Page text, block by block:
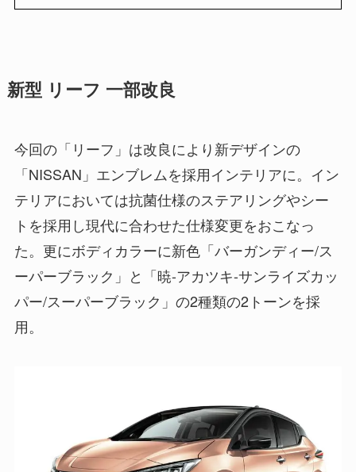
新型 リーフ 一部改良
今回の「リーフ」は改良により新デザインの
「NISSAN」エンブレムを採用インテリアに。イン
テリアにおいては抗菌仕様のステアリングやシー
トを採用し現代に合わせた仕様変更をおこなっ
た。更にボディカラーに新色「バーガンディー/ス
ーパーブラック」と「暁-アカツキ-サンライズカッ
パー/スーパーブラック」の2種類の2トーンを採
用。